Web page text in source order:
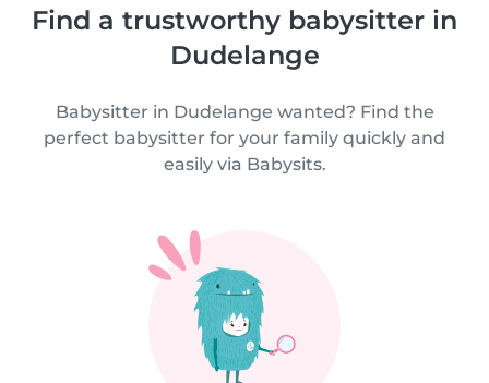
Find a trustworthy babysitter in
Dudelange
Babysitter in Dudelange wanted? Find the
perfect babysitter for your family quickly and
easily via Babysits.